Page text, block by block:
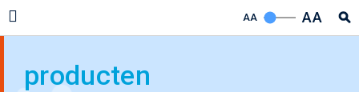
AA AA
producten